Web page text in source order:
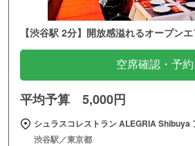
【渋谷駅 2分】開放感溢れるオープン
空席確認・予約
平均予算 5,000円
シュラスコレストラン ALEGRIA Shibuya
渋谷駅／東京都